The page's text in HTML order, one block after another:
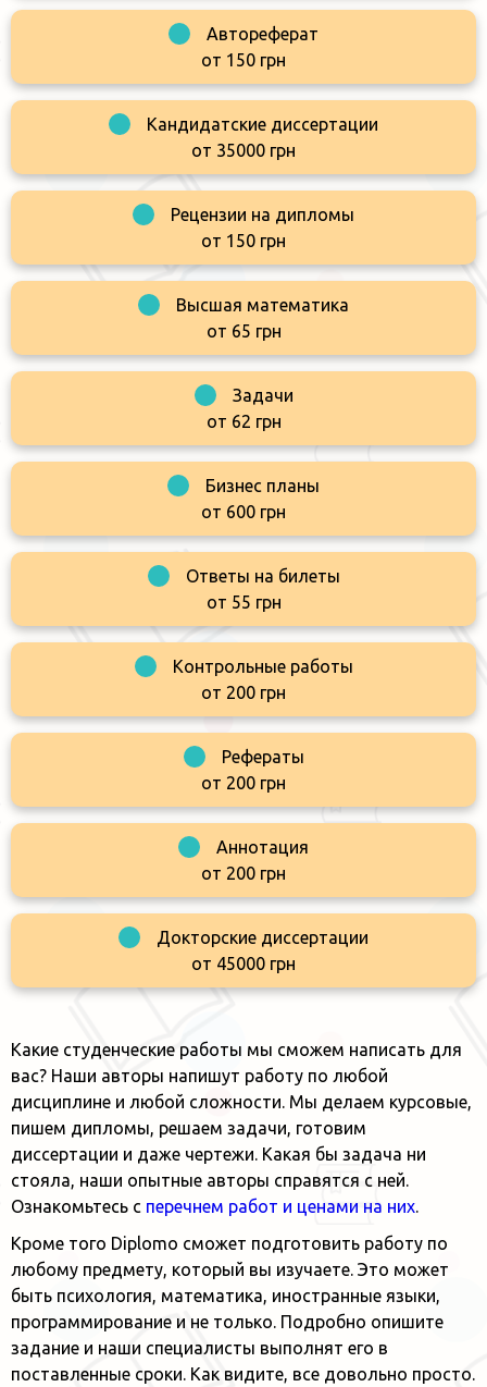
Автореферат
от 150 грн
Кандидатские диссертации
от 35000 грн
Рецензии на дипломы
от 150 грн
Высшая математика
от 65 грн
Задачи
от 62 грн
Бизнес планы
от 600 грн
Ответы на билеты
от 55 грн
Контрольные работы
от 200 грн
Рефераты
от 200 грн
Аннотация
от 200 грн
Докторские диссертации
от 45000 грн
Какие студенческие работы мы сможем написать для
вас? Наши авторы напишут работу по любой
дисциплине и любой сложности. Мы делаем курсовые,
пишем дипломы, решаем задачи, готовим
диссертации и даже чертежи. Какая бы задача ни
стояла, наши опытные авторы справятся с ней.
Ознакомьтесь с перечнем работ и ценами на них.
Кроме того Diplomo сможет подготовить работу по
любому предмету, который вы изучаете. Это может
быть психология, математика, иностранные языки,
программирование и не только. Подробно опишите
задание и наши специалисты выполнят его в
поставленные сроки. Как видите, все довольно просто.